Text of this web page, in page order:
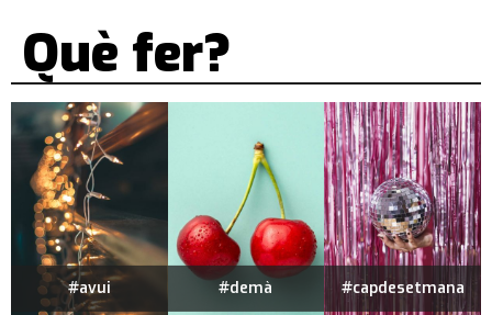
Què fer?
#avui #demà #capdesetmana